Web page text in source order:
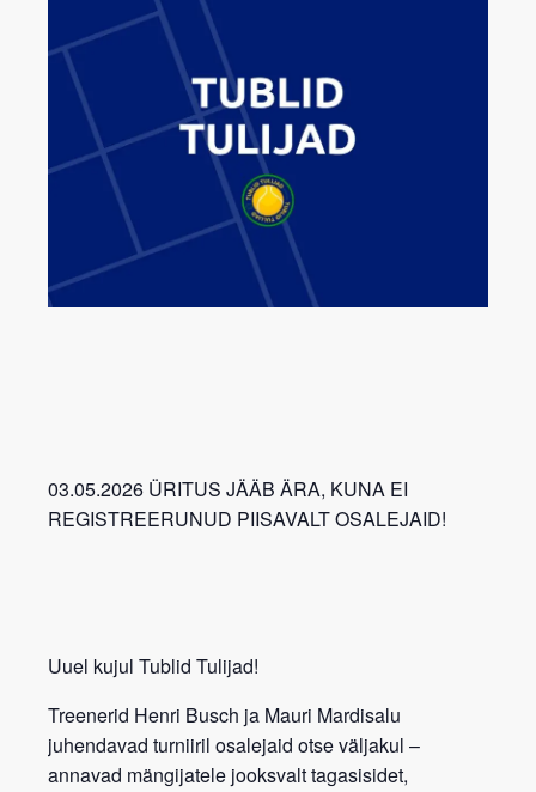
03.05.2026 ÜRITUS JÄÄB ÄRA, KUNA EI
REGISTREERUNUD PIISAVALT OSALEJAID!
Uuel kujul Tublid Tulijad!
Treenerid Henri Busch ja Mauri Mardisalu
juhendavad turniiril osalejaid otse väljakul –
annavad mängijatele jooksvalttagasisidet,